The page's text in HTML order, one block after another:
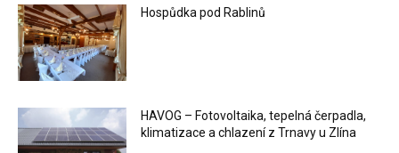
Hospůdka pod Rablinů
HAVOG – Fotovoltaika, tepelná čerpadla,
klimatizace a chlazení z Trnavy u Zlína